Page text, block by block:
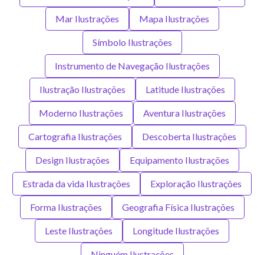
Mar Ilustrações Mapa Ilustrações
Símbolo Ilustrações
Instrumento de Navegação Ilustrações
Ilustração Ilustrações Latitude Ilustrações
Moderno Ilustrações Aventura Ilustrações
Cartografia Ilustrações Descoberta Ilustrações
Design Ilustrações Equipamento Ilustrações
Estrada da vida Ilustrações Exploração Ilustrações
Forma Ilustrações Geografia Física Ilustrações
Leste Ilustrações Longitude Ilustrações